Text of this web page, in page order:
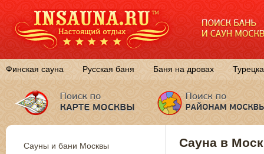
Финская сауна Русская баня Баня на дровах
Сауна в
Сауны и бани Москвы